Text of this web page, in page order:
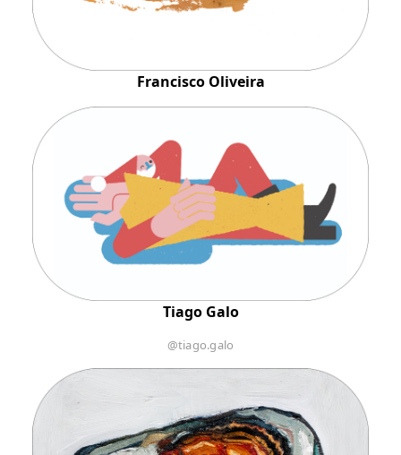
Francisco Oliveira
Tiago Galo
@tiago.galo